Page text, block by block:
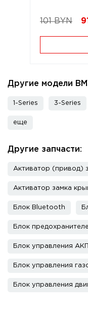
101 BYN
Другие модели
1-Series 3-Series
еще
Другие запчасти:
Активатор (привод)
Активатор замка
Блок Bluetooth
Блок
Блок управления
Блок управления
Блок управления